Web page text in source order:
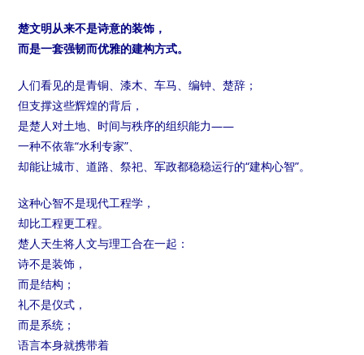
楚文明从来不是诗意的装饰，
而是一套强韧而优雅的建构方式。
人们看见的是青铜、漆木、车马、编钟、楚辞；
但支撑这些辉煌的背后，
是楚人对土地、时间与秩序的组织能力——
一种不依靠“水利专家”、
却能让城市、道路、祭祀、军政都稳稳运行的“建构心智”。
这种心智不是现代工程学，
却比工程更工程。
楚人天生将人文与理工合在一起：
诗不是装饰，
而是结构；
礼不是仪式，
而是系统；
语言本身就携带着